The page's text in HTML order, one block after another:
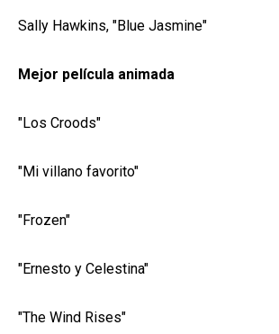
Sally Hawkins, "Blue Jasmine"
Mejor película animada
"Los Croods"
"Mi villano favorito"
"Frozen"
"Ernesto y Celestina"
"The Wind Rises"